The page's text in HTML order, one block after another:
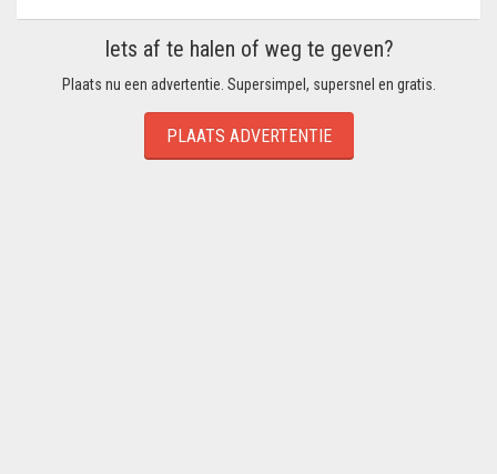
Iets af te halen of weg te geven?
Plaats nu een advertentie. Supersimpel, supersnel en gratis.
PLAATS ADVERTENTIE